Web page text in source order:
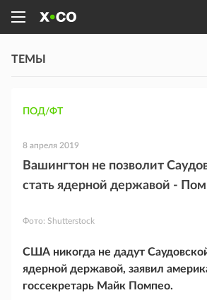
ТЕМЫ
ПОД/ФТ
8 апреля 2019
Вашингтон не позволит
стать ядерной державой -
Фото: Shutterstock
США никогда не дадут
ядерной державой, заявил
госсекретарь Майк Помпео.